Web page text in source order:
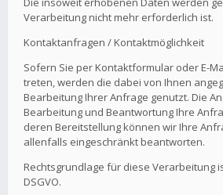
Verarbeitung nicht mehr erforderlich ist.
Kontaktanfragen / Kontaktmöglichkeit
Sofern Sie per Kontaktformular oder E-
treten, werden die dabei von Ihnen
Bearbeitung Ihrer Anfrage genutzt. Die
Bearbeitung und Beantwortung Ihre
deren Bereitstellung können wir Ihre
allenfalls eingeschränkt beantworten.
Rechtsgrundlage für diese Verarbeitung
DSGVO.